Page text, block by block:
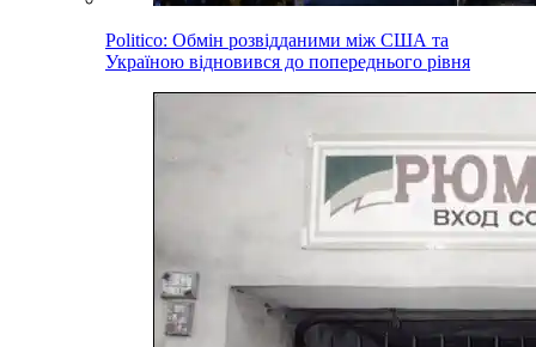
Politico: Обмін розвідданими між США та
Україною відновився до попереднього рівня